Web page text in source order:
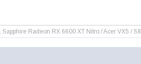
Radeon RX 6600 XT Nitro / Acer VX5 / S8